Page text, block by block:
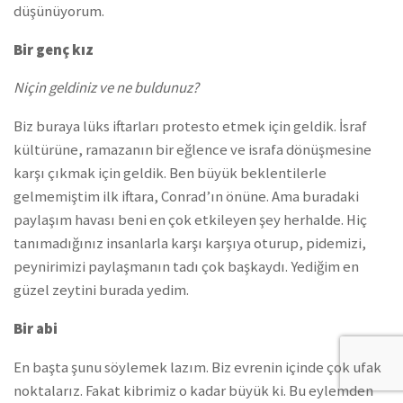
düşünüyorum.
Bir genç kız
Niçin geldiniz ve ne buldunuz?
Biz buraya lüks iftarları protesto etmek için geldik. İsraf
kültürüne, ramazanın bir eğlence ve israfa dönüşmesine
karşı çıkmak için geldik. Ben büyük beklentilerle
gelmemiştim ilk iftara, Conrad’ın önüne. Ama buradaki
paylaşım havası beni en çok etkileyen şey herhalde. Hiç
tanımadığınız insanlarla karşı karşıya oturup, pidemizi,
peynirimizi paylaşmanın tadı çok başkaydı. Yediğim en
güzel zeytini burada yedim.
Bir abi
En başta şunu söylemek lazım. Biz evrenin içinde çok ufak
noktalarız. Fakat kibrimiz o kadar büyük ki. Bu eylemden